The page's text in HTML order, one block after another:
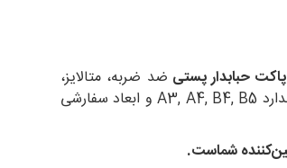
پاکت حبابدار پستی ضد ضربه، متالایز،
لمینه مشکی و نایلون مشکی را برای تضمین سلامت مرسوله عرضه می‌کنیم. پاکت‌ها در سایزهای استاندارد A3, A4, B4, B5 و ابعاد سفارشی